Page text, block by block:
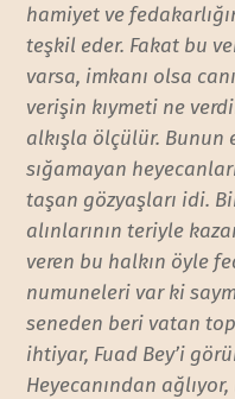
hamiyet ve
teşkil eder. Fakat bu
varsa, imkanı olsa
verişin kıymeti ne
alkışla ölçülür. Bunun
sığamayan
taşan gözyaşları idi.
alınlarının teriyle
veren bu halkın öyle
numuneleri var ki
seneden beri vatan
ihtiyar, Fuad Bey’i
Heyecanından